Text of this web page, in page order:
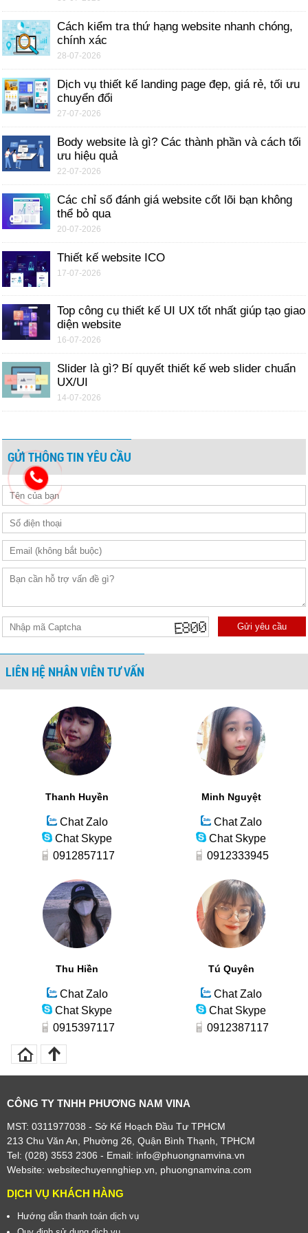
Cách kiểm tra thứ hạng website nhanh chóng,
chính xác
28-07-2026
Dịch vụ thiết kế landing page đẹp, giá rẻ, tối ưu
chuyển đổi
27-07-2026
Body website là gì? Các thành phần và cách tối
ưu hiệu quả
22-07-2026
Các chỉ số đánh giá website cốt lõi bạn không
thể bỏ qua
20-07-2026
Thiết kế website ICO
17-07-2026
Top công cụ thiết kế UI UX tốt nhất giúp tạo giao
diện website
16-07-2026
Slider là gì? Bí quyết thiết kế web slider chuẩn
UX/UI
14-07-2026
GỬI THÔNG TIN YÊU CẦU
Gửi yêu cầu
LIÊN HỆ NHÂN VIÊN TƯ VẤN
Thanh Huyền
Chat Zalo
Chat Skype
0912857117
Minh Nguyệt
Chat Zalo
Chat Skype
0912333945
Thu Hiền
Chat Zalo
Chat Skype
0915397117
Tú Quyên
Chat Zalo
Chat Skype
0912387117
CÔNG TY TNHH PHƯƠNG NAM VINA
MST: 0311977038 - Sở Kế Hoạch Đầu Tư TPHCM
213 Chu Văn An, Phường 26, Quận Bình Thạnh, TPHCM
Tel: (028) 3553 2306 - Email: info@phuongnamvina.vn
Website: websitechuyennghiep.vn phuongnamvina.com
DỊCH VỤ KHÁCH HÀNG
Hướng dẫn thanh toán dịch vụ